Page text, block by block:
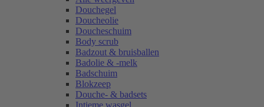
Douchegel
Doucheolie
Doucheschuim
Body scrub
Badzout & bruisballen
Badolie & -melk
Badschuim
Blokzeep
Douche- & badsets
Intieme wasgel